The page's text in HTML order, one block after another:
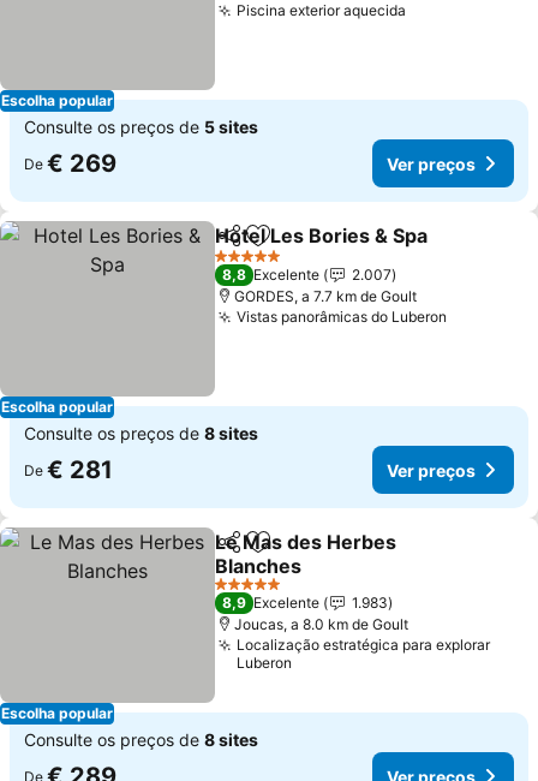
Escolha popular
Piscina exterior aquecida
Consulte os preços de 5 sites
De € 269 Ver preços
Escolha popular
PartilharAdicionar aos favoritos
Hotel Les Bories & Spa
5 Estrelas
8,8 Excelente
2.007
GORDES, a 7.7 km de Goult
Vistas panorâmicas do Luberon
Consulte os preços de 8 sites
De € 281 Ver preços
Escolha popular
PartilharAdicionar aos favoritos
Le Mas des Herbes
Blanches
Ver preços
5 Estrelas
8,9 Excelente
1.983
Joucas, a 8.0 km de Goult
Localização estratégica para explorar
Luberon
Consulte os preços de 8 sites
De Ver preços